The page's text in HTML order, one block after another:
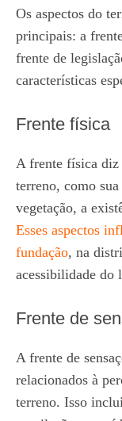
Os aspectos do
principais: a
frente de
características
Frente física
A frente física diz
terreno, como
vegetação, a
Esses aspectos
fundação, na
acessibilidade do
Frente de
A frente de
relacionados à
terreno. Isso